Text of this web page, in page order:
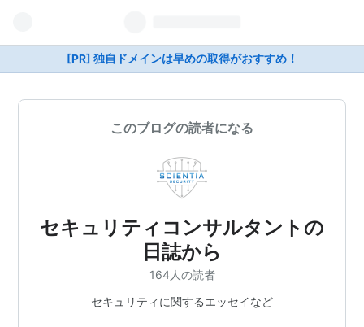
[PR] 独自ドメインは早めの取得がおすすめ！
このブログの読者になる
セキュリティコンサルタントの
日誌から
164人の読者
セキュリティに関するエッセイなど